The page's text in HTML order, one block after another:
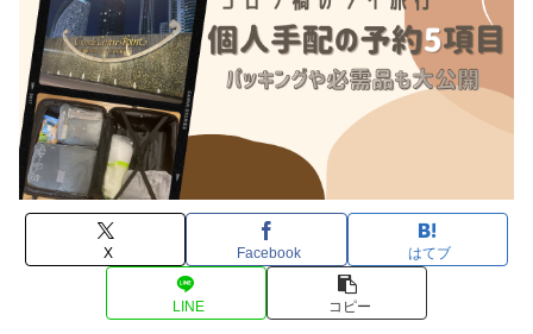
X Facebook はてブ
LINE コピー